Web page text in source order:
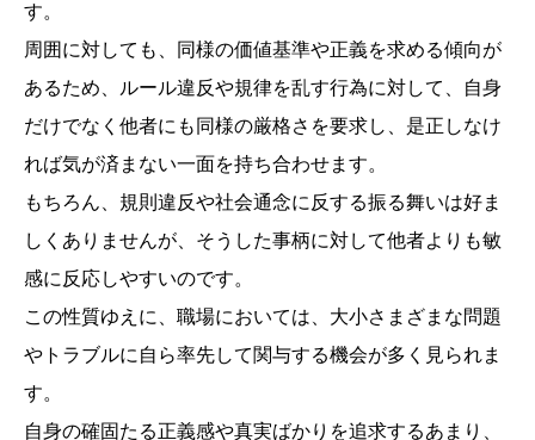
す。
周囲に対しても、同様の価値基準や正義を求める傾向が
あるため、ルール違反や規律を乱す行為に対して、自身
だけでなく他者にも同様の厳格さを要求し、是正しなけ
れば気が済まない一面を持ち合わせます。
もちろん、規則違反や社会通念に反する振る舞いは好ま
しくありませんが、そうした事柄に対して他者よりも敏
感に反応しやすいのです。
この性質ゆえに、職場においては、大小さまざまな問題
やトラブルに自ら率先して関与する機会が多く見られま
す。
自身の確固たる正義感や真実ばかりを追求するあまり、